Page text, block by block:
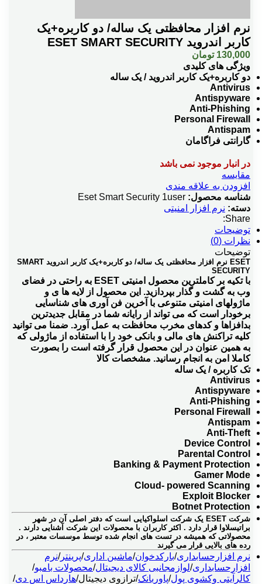
نرم افزار محافظتی یک ساله/ دو کاربره+یک
کاربر اندروید ESET SMART SECURITY
130,000 تومان
ویژگی های کلیدی
دو کاربره+یک کاربر اندروید / یک ساله
Antivirus
Antispyware
Anti‎-Phishing
Personal Firewall
Antispam
گارانتی فراگامان
در انبار موجود نمی باشد
مقایسه
افزودن به علاقه مندی
شناسه محصول: Eset Smart Security 1user
دسته: نرم افزار امنیتی
Share:
توضیحات
نظرات (0)
توضیحات
ESET نرم افزار محافظتی یک ساله/ دو کاربره+یک کاربر اندروید SMART
SECURITY
با تکیه بر کاملترین محصول امنیتی ESET به راحتی در فضای
وب به گشت و گذار بپردازید‏.‏ این محصول از لایه ها ی و
ماژولهای امنیتی متنوعی با آخرین فن آوری های شناسایی
برخودار است که می تواند از رایانه شما در مقابل جدیدترین
بدافزاها و کدهای مخرب محافظت به عمل آورد‏.‏ ضمنا می توانید
کلیه تراکنش های مالی و بانکی خود را با استفاده از ماژولی که
به همین عنوان در این محصول قرار گرفته است را بصورت
کاملا امن به انجام رسانید‏.‏ مشخصات کالا
تک کاربره / یک ساله
Antivirus
Antispyware
Anti‎-Phishing
Personal Firewall
Antispam
Anti‎-Theft
Device Control
Parental Control
Banking & Payment Protection
Gamer Mode
Cloud‎- powered Scanning
Exploit Blocker
Botnet Protection
شرکت ESET یک شرکت اسلواکیایی است که دفتر اصلی آن در شهر
براتیسلاوا قرار دارد . اکثر کاربران با محصولات این شرکت آشنایی دارند .
محصولاتی که همیشه در تست های انجام شده توسط موسسات معتبر ، در
رده های بالایی قرار می گیرند
نرم افزارحسابداری/بارکدخوان/ماشین اداری/پرینتر/نرم
افزارحسابداری/لوازمجانبی کالای دیجیتال/محصولات بامبو/
کالرآیتی وکشوی پول/پاوربانک/ترازوی دیجیتال/هارداس اس دی/